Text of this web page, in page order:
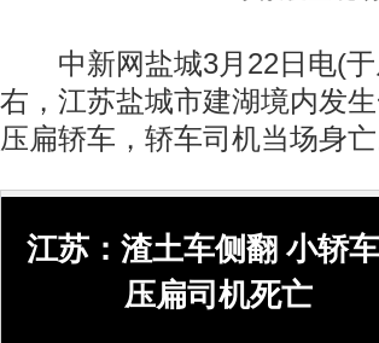
中新网盐城3月22日电(于
右，江苏盐城市建湖境内发
压扁轿车，轿车司机当场身亡
江苏：渣土车侧翻 小轿
压扁司机死亡